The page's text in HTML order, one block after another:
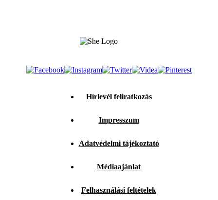
Hírlevél feliratkozás
Impresszum
Adatvédelmi tájékoztató
Médiaajánlat
Felhasználási feltételek